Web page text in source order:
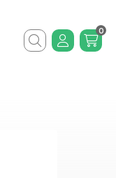
Buscar
0